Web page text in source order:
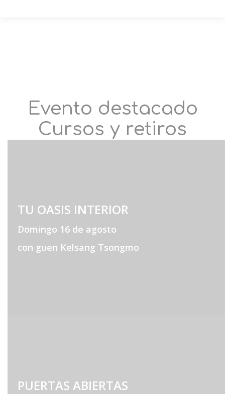
Evento destacado
Cursos y retiros
TU OASIS INTERIOR
Domingo 16 de agosto
con guen Kelsang Tsongmo
PUERTAS ABIERTAS